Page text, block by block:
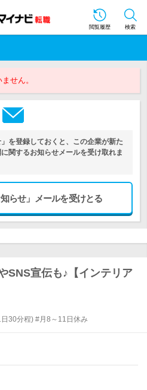
閲覧履歴 検索
せん。
を登録しておくと、この企業が新た
関するお知らせメールを受け取れま
らせ」メールを受けとる
SNS宣伝も♪【インテリア
30分程) #月8～11日休み